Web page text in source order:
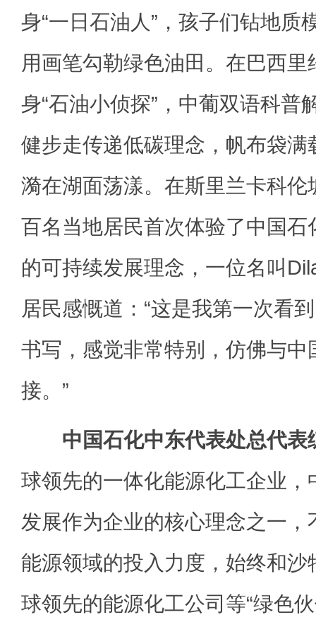
身“一日石油人”，孩子们钻地质
用画笔勾勒绿色油田。在巴西
身“石油小侦探”，中葡双语科普
健步走传递低碳理念，帆布袋满
漪在湖面荡漾。在斯里兰卡科伦
百名当地居民首次体验了中国石
的可持续发展理念，一位名叫
居民感慨道：“这是我第一次看
书写，感觉非常特别，仿佛与中
接。”
中国石化中东代表处总代表
球领先的一体化能源化工企业，
发展作为企业的核心理念之一
能源领域的投入力度，始终和沙
球领先的能源化工公司等“绿色